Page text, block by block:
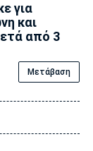
για
και
από 3
Μετάβαση